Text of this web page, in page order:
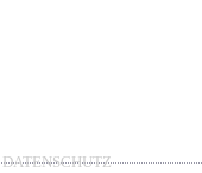
DATENSCHUTZ